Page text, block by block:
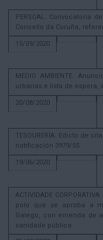
PERSOAL. Convocatoria
Concello da Coruña,
15/09/2020
MEDIO AMBIENTE.
urbanas e lista de espera,
20/08/2020
TESOURERÍA. Edicto de
notificación 3979/55
19/06/2020
ACTIVIDADE
polo que se aproba a
Galego, con emenda de
sanidade pública.